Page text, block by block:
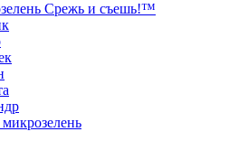
Срежь и съешь!™
микрозелень